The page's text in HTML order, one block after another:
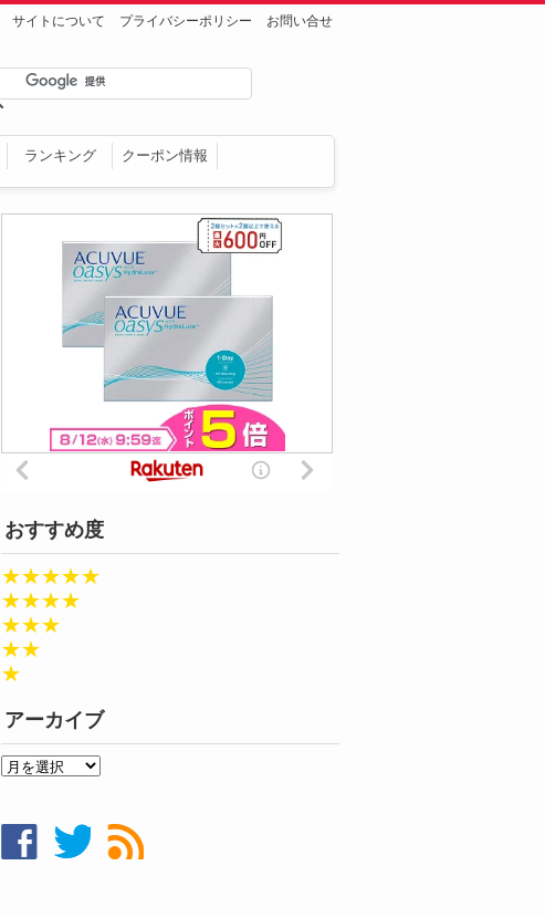
サイトについて プライバシーポリシー お問い合せ
ランキング クーポン情報
おすすめ度
★★★★★
★★★★
★★★
★★
★
アーカイブ
ア
ブ